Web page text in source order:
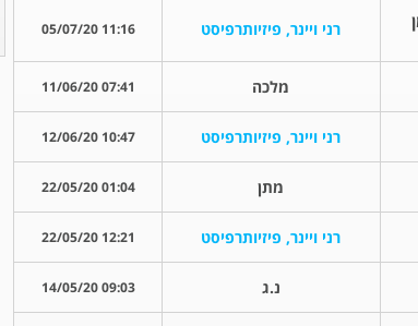
רני ויינר, פיזיותרפיסט 11:16 05/07/20
מלכה 07:41 11/06/20
רני ויינר, פיזיותרפיסט 10:47 12/06/20
מתן 01:04 22/05/20
רני ויינר, פיזיותרפיסט 12:21 22/05/20
נ.ג 09:03 14/05/20